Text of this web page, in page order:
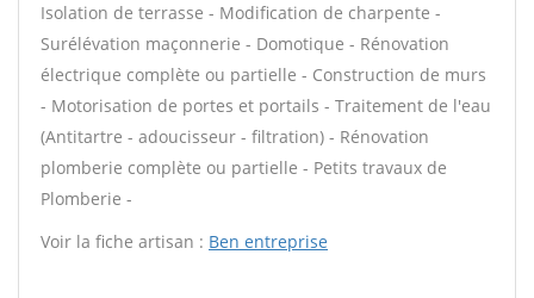
Isolation de terrasse - Modification de charpente -
Surélévation maçonnerie - Domotique - Rénovation
électrique complète ou partielle - Construction de murs
- Motorisation de portes et portails - Traitement de l'eau
(Antitartre - adoucisseur - filtration) - Rénovation
plomberie complète ou partielle - Petits travaux de
Plomberie -
Voir la fiche artisan : Ben entreprise